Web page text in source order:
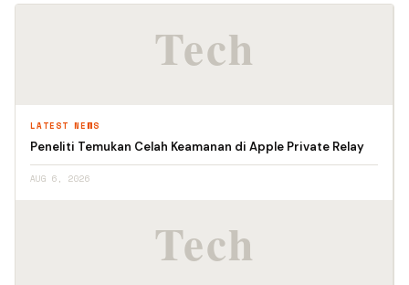
LATEST NEWS
Peneliti Temukan Celah Keamanan di Apple Private Relay
AUG 6, 2026